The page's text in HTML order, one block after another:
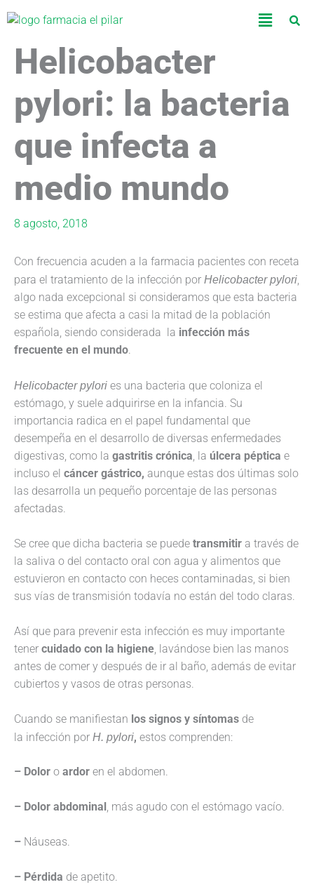
al
Menú
Helicobacter
pylori: la bacteria
que infecta a
medio mundo
8 agosto, 2018
Con frecuencia acuden a la farmacia pacientes con receta
para el tratamiento de la infección por Helicobacter pylori,
algo nada excepcional si consideramos que esta bacteria
se estima que afecta a casi la mitad de la población
española, siendo considerada la infección más
frecuente en el mundo.
Helicobacter pylori es una bacteria que coloniza el
estómago, y suele adquirirse en la infancia. Su
importancia radica en el papel fundamental que
desempeña en el desarrollo de diversas enfermedades
digestivas, como la gastritis crónica, la úlcera péptica e
incluso el cáncer gástrico, aunque estas dos últimas solo
las desarrolla un pequeño porcentaje de las personas
afectadas.
Se cree que dicha bacteria se puede transmitir a través de
la saliva o del contacto oral con agua y alimentos que
estuvieron en contacto con heces contaminadas, si bien
sus vías de transmisión todavía no están del todo claras.
Así que para prevenir esta infección es muy importante
tener cuidado con la higiene, lavándose bien las manos
antes de comer y después de ir al baño, además de evitar
cubiertos y vasos de otras personas.
Cuando se manifiestan los signos y síntomas de
la infección por H. pylori, estos comprenden:
– Dolor o ardor en el abdomen.
– Dolor abdominal , más agudo con el estómago vacío.
– Náuseas.
– Pérdida de apetito.